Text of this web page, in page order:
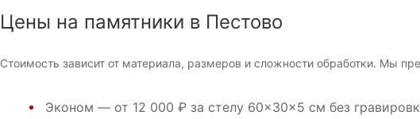
Цены на памятники в Пестово
Стоимость зависит от материала, размеров и сложности обработки. Мы
Эконом — от 12 000 ₽ за стелу 60×30×5 см без